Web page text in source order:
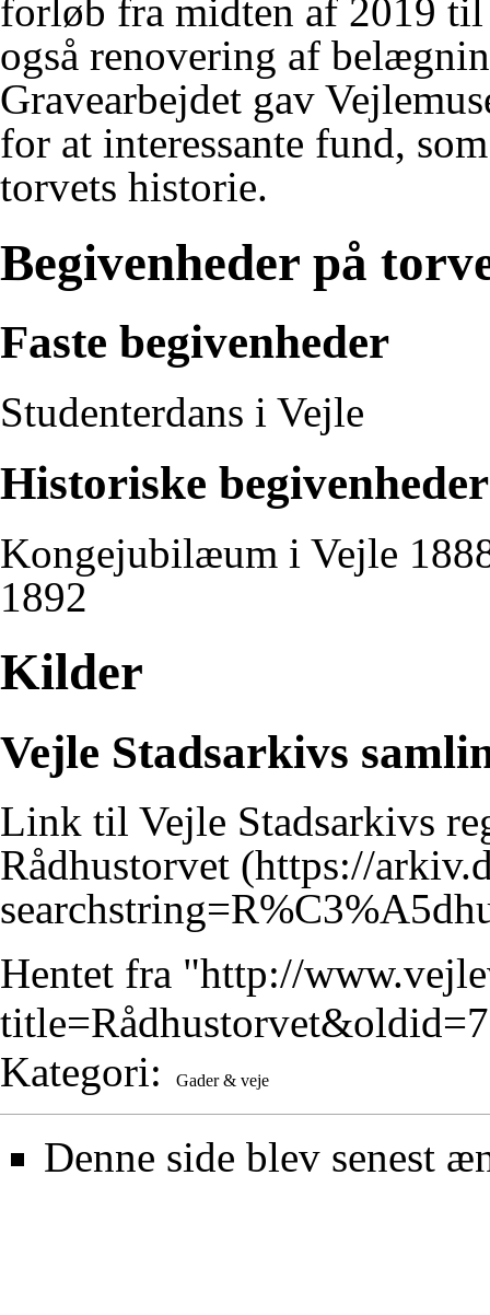
forløb fra midten af 2019
også renovering af
Gravearbejdet gav
for at interessante fund,
torvets historie.
Begivenheder på
Faste begivenheder
Studenterdans i Vejle
Historiske begivenheder
Kongejubilæum i Vejle
1892
Kilder
Vejle Stadsarkivs
Link til Vejle Stadsarkivs
Rådhustorvet
Hentet fra "http://
Kategori: Gader & veje
Denne side blev senest